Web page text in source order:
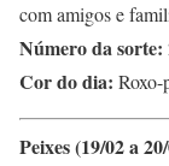
com amigos e
Número da sorte:
Cor do dia: Roxo-
Peixes (19/02 a